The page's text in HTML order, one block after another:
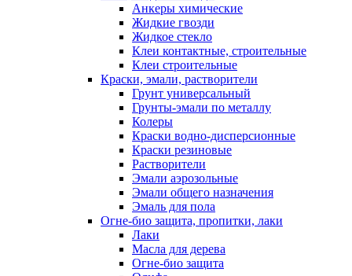
Анкеры химические
Жидкие гвозди
Жидкое стекло
Клеи контактные, строительные
Клеи строительные
Краски, эмали, растворители
Грунт универсальный
Грунты-эмали по металлу
Колеры
Краски водно-дисперсионные
Краски резиновые
Растворители
Эмали аэрозольные
Эмали общего назначения
Эмаль для пола
Огне-био защита, пропитки, лаки
Лаки
Масла для дерева
Огне-био защита